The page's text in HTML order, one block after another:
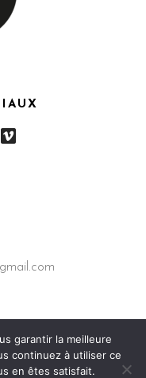
droits réservés –
garantir la meilleure
continuez à utiliser ce
en êtes satisfait.